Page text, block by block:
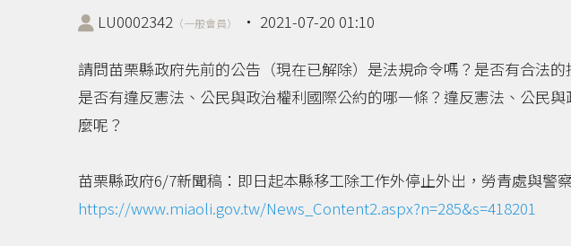
LU0002342 （一般會員） ‧ 2021-07-20 01:10
請問苗栗縣政府先前的公告（現在已解除）是法規命令嗎？是否有合法的
是否有違反憲法、公民與政治權利國際公約的哪一條？違反憲法、公民
麼呢？
苗栗縣政府6/7新聞稿：即日起本縣移工除工作外停止外出，勞青處與警
https://www.miaoli.gov.tw/News_Content2.aspx?n=285&s=418201